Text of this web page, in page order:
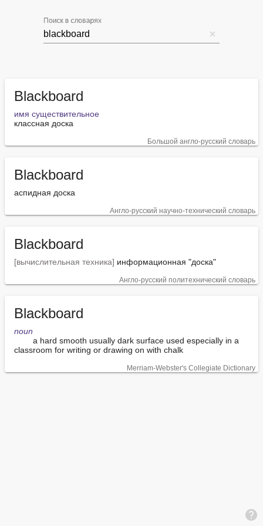
Поиск в словарях
Blackboard
имя существительное
классная доска
Большой англо-русский словарь
Blackboard
аспидная доска
Англо-русский научно-технический словарь
Blackboard
[вычислительная техника] информационная "доска"
Англо-русский политехнический словарь
Blackboard
noun
classroom for writing or drawing on with chalk
Merriam-Webster's Collegiate Dictionary